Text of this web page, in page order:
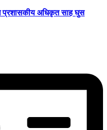
प्रशासकीय अधिकृत साह घुस